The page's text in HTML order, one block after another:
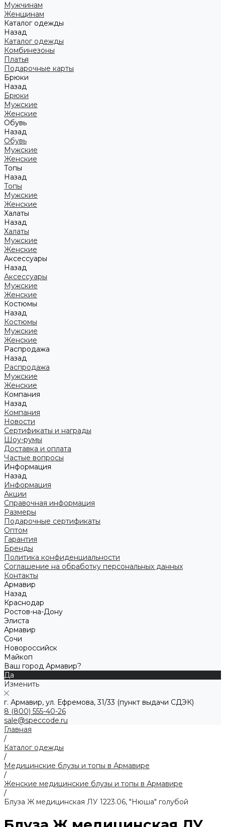
Мужчинам
Женщинам
Каталог одежды
Назад
Каталог одежды
Комбинезоны
Платья
Подарочные карты
Брюки
Назад
Брюки
Мужские
Женские
Обувь
Назад
Обувь
Мужские
Женские
Топы
Назад
Топы
Мужские
Женские
Халаты
Назад
Халаты
Мужские
Женские
Аксессуары
Назад
Аксессуары
Мужские
Женские
Костюмы
Назад
Костюмы
Мужские
Женские
Распродажа
Назад
Распродажа
Мужские
Женские
Компания
Назад
Компания
Новости
Сертификаты и награды
Шоу-румы
Доставка и оплата
Частые вопросы
Информация
Назад
Информация
Акции
Справочная информация
Размеры
Подарочные сертификаты
Оптом
Гарантия
Бренды
Политика конфиденциальности
Соглашение на обработку персональных данных
Контакты
Армавир
Назад
Краснодар
Ростов-на-Дону
Элиста
Армавир
Сочи
Новороссийск
Майкоп
Ваш город Армавир?
Да
Изменить
г. Армавир, ул. Ефремова, 31/33 (пункт выдачи СДЭК)
8 (800) 555-40-26
sale@speccode.ru
Главная
/
Каталог одежды
/
Медицинские блузы и топы в Армавире
/
Женские медицинские блузы и топы в Армавире
/
Блуза Ж медицинская ЛУ 1223.06, "Нюша" голубой